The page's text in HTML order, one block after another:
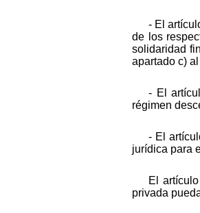
- El
de los
solidaridad
apartado c)
- El
régimen
- El
jurídica para
El
privada